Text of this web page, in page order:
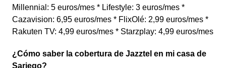
Millennial: 5 euros/mes * Lifestyle: 3 euros/mes *
Cazavision: 6,95 euros/mes * FlixOlé: 2,99 euros/mes *
Rakuten TV: 4,99 euros/mes * Starzplay: 4,99 euros/mes
¿Cómo saber la cobertura de Jazztel en mi casa de
Sariego?